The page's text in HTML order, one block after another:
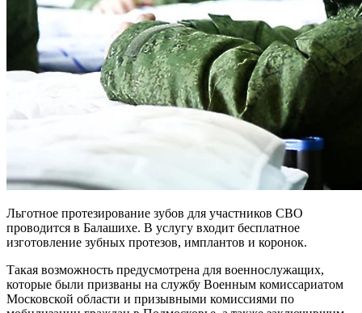
Льготное протезирование зубов для участников СВО
проводится в Балашихе. В услугу входит бесплатное
изготовление зубных протезов, имплантов и коронок.
Такая возможность предусмотрена для военнослужащих,
которые были призваны на службу Военным комиссариатом
Московской области и призывными комиссиями по